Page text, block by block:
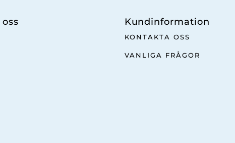
Kundinformation
KONTAKTA OSS
VANLIGA FRÅGOR